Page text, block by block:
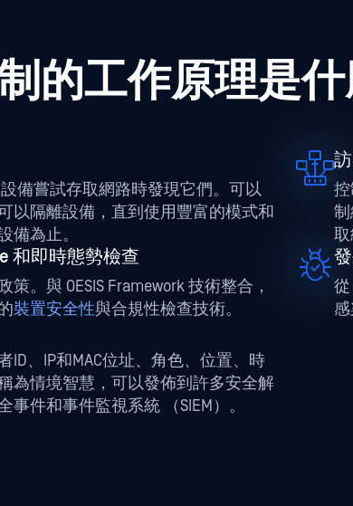
的工作原理是什
備嘗試存取網路時發現它們。可以
以隔離設備，直到使用豐富的模式和
備為止。
控
取
和即時態勢檢查
。與 OESIS Framework 技術整合，
裝置安全性與合規性檢查技術。
感
ID、IP和MAC位址、角色、位置、時
為情境智慧，可以發佈到許多安全解
件和事件監視系統 （SIEM）。